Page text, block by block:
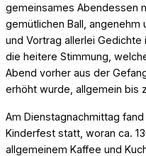
gemeinsames Abendessen
gemütlichen Ball, angenehm
und Vortrag allerlei
die heitere Stimmung,
Abend vorher aus der
erhöht wurde, allgemein bis
Am Dienstagnachmittag
Kinderfest statt, woran ca.
allgemeinem Kaffee und